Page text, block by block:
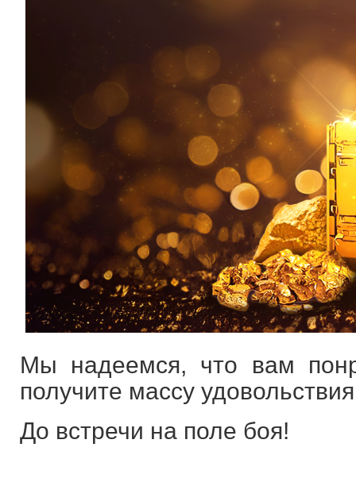
Мы надеемся, что вам
получите массу
До встречи на поле боя!